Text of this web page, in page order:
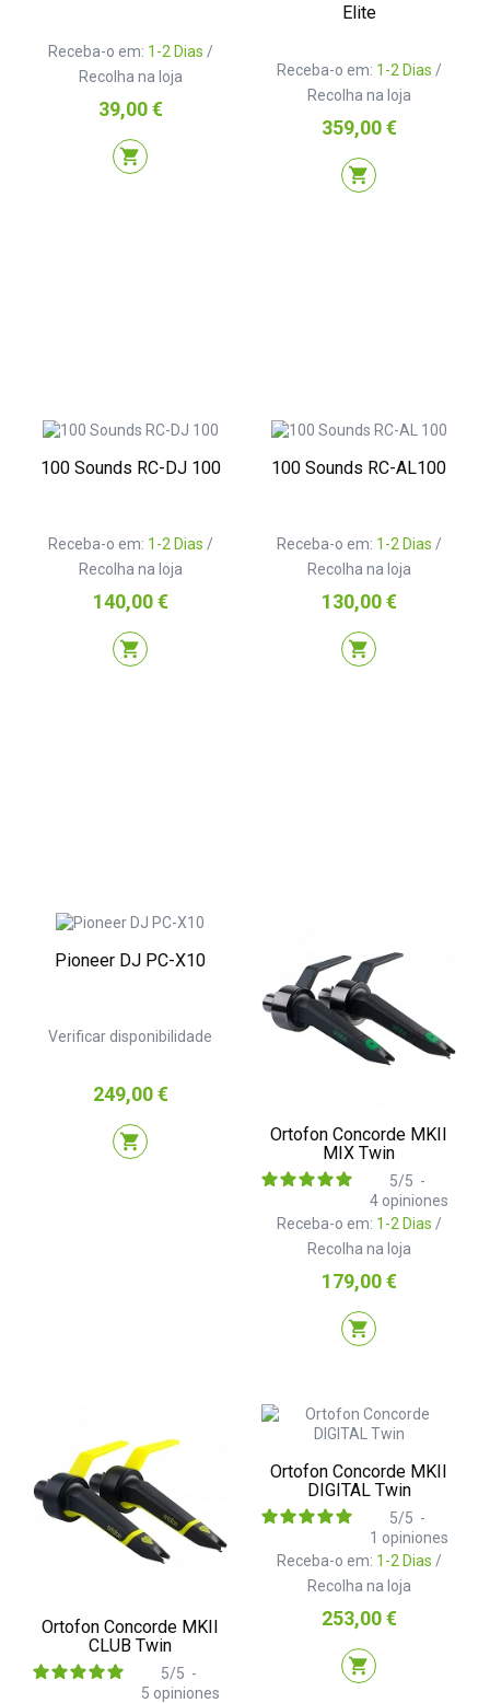
Receba-o em: 1-2 Dias /
Recolha na loja
Preço
39,00 €
shopping_cart
Elite
Receba-o em: 1-2 Dias /
Recolha na loja
Preço
359,00 €
shopping_cart
100 Sounds RC-DJ 100
Receba-o em: 1-2 Dias /
Recolha na loja
Preço
140,00 €
shopping_cart
100 Sounds RC-AL100
Receba-o em: 1-2 Dias /
Recolha na loja
Preço
130,00 €
shopping_cart
Pioneer DJ PC-X10
Verificar disponibilidade
Preço
249,00 €
shopping_cart
Ortofon Concorde MKII
MIX Twin
Receba-o em: 1-2 Dias /
Recolha na loja
5/5 -
4 opiniones
Preço
179,00 €
shopping_cart
Ortofon Concorde MKII
CLUB Twin
5/5 -
5 opiniones
Ortofon Concorde MKII
DIGITAL Twin
Receba-o em: 1-2 Dias /
Recolha na loja
5/5 -
1 opiniones
Preço
253,00 €
shopping_cart